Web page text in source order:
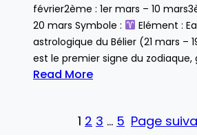
février2ème : 1er mars – 10
20 mars Symbole :
Elément :
astrologique du Bélier (21 mars –
est le premier signe du zodiaque,
Read More
é
1 2 3 … 5 Page